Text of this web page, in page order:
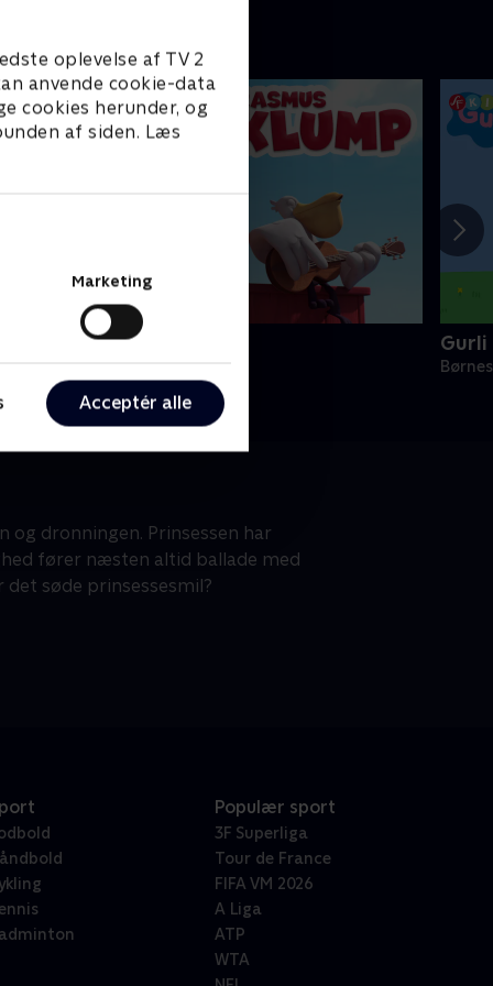
oplevelse af TV 2
anvende cookie-data
cookies herunder, og
af siden. Læs
Marketing
Acceptér alle
Rasmus Klump
• 3 sæsoner
Gurli
dronningen. Prinsessen har
fører næsten altid ballade med
det søde prinsessesmil?
Populær sport
3F Superliga
Tour de France
FIFA VM 2026
A Liga
ATP
WTA